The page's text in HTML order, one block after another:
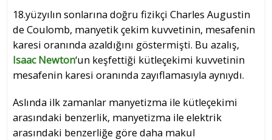
18.yüzyılın sonlarına doğru fizikçi Charles Augustin
de Coulomb, manyetik çekim kuvvetinin, mesafenin
karesi oranında azaldığını göstermişti. Bu azalış,
Isaac Newton‘un keşfettiği kütleçekimi kuvvetinin
mesafenin karesi oranında zayıflamasıyla aynıydı.
Aslında ilk zamanlar manyetizma ile kütleçekimi
arasındaki benzerlik, manyetizma ile elektrik
arasındaki benzerliğe göre daha makul